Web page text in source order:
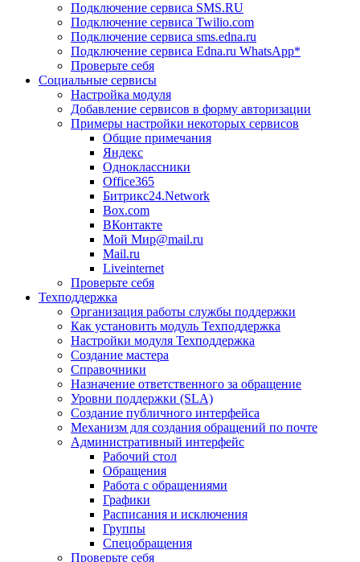
Подключение сервиса SMS.RU
Подключение сервиса Twilio.com
Подключение сервиса sms.edna.ru
Подключение сервиса Edna.ru WhatsApp*
Проверьте себя
Социальные сервисы
Настройка модуля
Добавление сервисов в форму авторизации
Примеры настройки некоторых сервисов
Общие примечания
Яндекс
Одноклассники
Office365
Битрикс24.Network
Box.com
ВКонтакте
Мой Мир@mail.ru
Mail.ru
Liveinternet
Проверьте себя
Техподдержка
Организация работы службы поддержки
Как установить модуль Техподдержка
Настройки модуля Техподдержка
Создание мастера
Справочники
Назначение ответственного за обращение
Уровни поддержки (SLA)
Создание публичного интерфейса
Механизм для создания обращений по почте
Административный интерфейс
Рабочий стол
Обращения
Работа с обращениями
Графики
Расписания и исключения
Группы
Спецобращения
Проверьте себя